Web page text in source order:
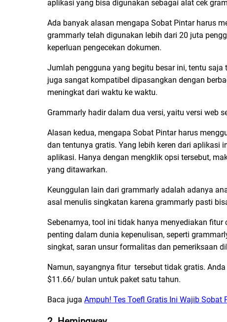
aplikasi yang bisa digunakan sebagai alat cek
Ada banyak alasan mengapa Sobat Pintar harus
grammarly telah digunakan lebih dari 20 juta
keperluan pengecekan dokumen.
Jumlah pengguna yang begitu besar ini, tentu
juga sangat kompatibel dipasangkan dengan
meningkat dari waktu ke waktu.
Grammarly hadir dalam dua versi, yaitu versi web
Alasan kedua, mengapa Sobat Pintar harus
dan tentunya gratis. Yang lebih keren dari aplikasi
aplikasi. Hanya dengan mengklik opsi tersebut,
yang ditawarkan.
Keunggulan lain dari grammarly adalah adanya
asal menulis singkatan karena grammarly pasti
Sebenarnya, tool ini tidak hanya menyediakan
penting dalam dunia kepenulisan, seperti
singkat, saran unsur formalitas dan pemeriksaan
Namun, sayangnya fitur tersebut tidak gratis.
$11.66/ bulan untuk paket satu tahun.
Baca juga Ampuh! Tes Toefl Gratis Ini Wajib Sobat